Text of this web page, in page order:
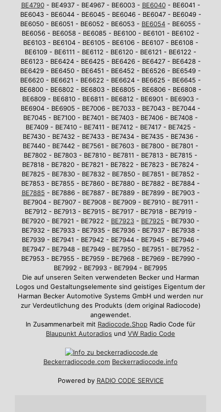
BE4790- BE4937 - BE4967 - BE6003 - BE6040- BE6041 -
BE6043 - BE6044 - BE6045 - BE6046 - BE6047 - BE6049 -
BE6050 - BE6051 - BE6052 - BE6053 - BE6054 - BE6055 -
BE6056 - BE6058 - BE6085 - BE6100 - BE6101 - BE6102 -
BE6103 - BE6104 - BE6105 - BE6106 - BE6107 - BE6108 -
BE6109 - BE6111 - BE6112 - BE6120 - BE6121 - BE6122 -
BE6123 - BE6424 - BE6425 - BE6426 - BE6427 - BE6428 -
BE6429 - BE6450 - BE6451 - BE6452 - BE6526 - BE6549 -
BE6620 - BE6621 - BE6622 - BE6624 - BE6625 - BE6645 -
BE6800 - BE6802 - BE6803 - BE6805 - BE6806 - BE6808 -
BE6809 - BE6810 - BE6811 - BE6812 - BE6901 - BE6903 -
BE6904 - BE6905 - BE7006 - BE7033 - BE7043 - BE7044 -
BE7045 - BE7100 - BE7401 - BE7403 - BE7406 - BE7408 -
BE7409 - BE7410 - BE7411 - BE7412 - BE7417 - BE7425 -
BE7430 - BE7432 - BE7433 - BE7434 - BE7435 - BE7436 -
BE7440 - BE7442 - BE7561 - BE7603 - BE7800 - BE7801 -
BE7802 - BE7803 - BE7810 - BE7811 - BE7813 - BE7815 -
BE7818 - BE7820 - BE7821 - BE7822 - BE7823 - BE7824 -
BE7825 - BE7830 - BE7832 - BE7850 - BE7851 - BE7852 -
BE7853 - BE7855 - BE7860 - BE7880 - BE7882 - BE7884 -
BE7885 - BE7886 - BE7887 - BE7889 - BE7899 - BE7903 -
BE7904 - BE7907 - BE7908 - BE7909 - BE7910 - BE7911 -
BE7912 - BE7913 - BE7915 - BE7917 - BE7918 - BE7919 -
BE7920 - BE7921 - BE7922 - BE7923 - BE7925 - BE7930 -
BE7932 - BE7933 - BE7935 - BE7936 - BE7937 - BE7938 -
BE7939 - BE7941 - BE7942 - BE7944 - BE7945 - BE7946 -
BE7947 - BE7948 - BE7949 - BE7950 - BE7951 - BE7952 -
BE7953 - BE7955 - BE7959 - BE7968 - BE7969 - BE7990 -
BE7992 - BE7993 - BE7994 - BE7995
Die auf unseren Seiten verwendeten Becker und Harman
Logos und Gestaltungselemente sind geistiges Eigentum der
Harman Becker Automotive Systems GmbH und werden nur
zur Verdeutlichung des Produkts (dem original Radiocode)
angewendet.
In Zusammenarbeit mit Radiocode.Shop Radio Code für
Blaupunkt Autoradios und VW Radio Code
Beckerradiocode.com Beckerradiocode.info
Powered by RADIO CODE SERVICE